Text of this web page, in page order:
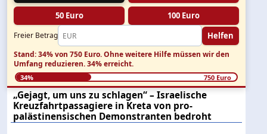
50 Euro 100 Euro
Freier Betrag Helfen
Stand: 34% von 750 Euro.Ohne weitere Hilfe müssen wir den
Umfang reduzieren.34% erreicht.
34% 750 Euro
„Gejagt, um uns zu schlagen“ – Israelische
Kreuzfahrtpassagiere in Kreta von pro-
palästinensischen Demonstranten bedroht